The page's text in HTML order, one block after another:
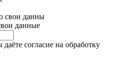
данные
согласие на обработку